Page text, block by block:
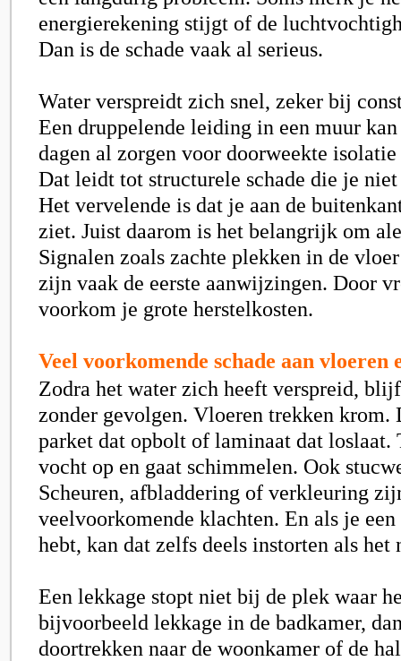
energierekening stijgt of de
Dan is de schade vaak al serieus.
Water verspreidt zich snel, zeker bij
Een druppelende leiding in een muur
dagen al zorgen voor doorweekte
Dat leidt tot structurele schade die je
Het vervelende is dat je aan de
ziet. Juist daarom is het belangrijk om
Signalen zoals zachte plekken in de
zijn vaak de eerste aanwijzingen. Door
voorkom je grote herstelkosten.
Veel voorkomende schade aan vloeren
Zodra het water zich heeft verspreid,
zonder gevolgen. Vloeren trekken krom.
parket dat opbolt of laminaat dat loslaat.
vocht op en gaat schimmelen. Ook
Scheuren, afbladdering of verkleuring
veelvoorkomende klachten. En als je
hebt, kan dat zelfs deels instorten als het
Een lekkage stopt niet bij de plek waar
bijvoorbeeld lekkage in de badkamer,
doortrekken naar de woonkamer of de